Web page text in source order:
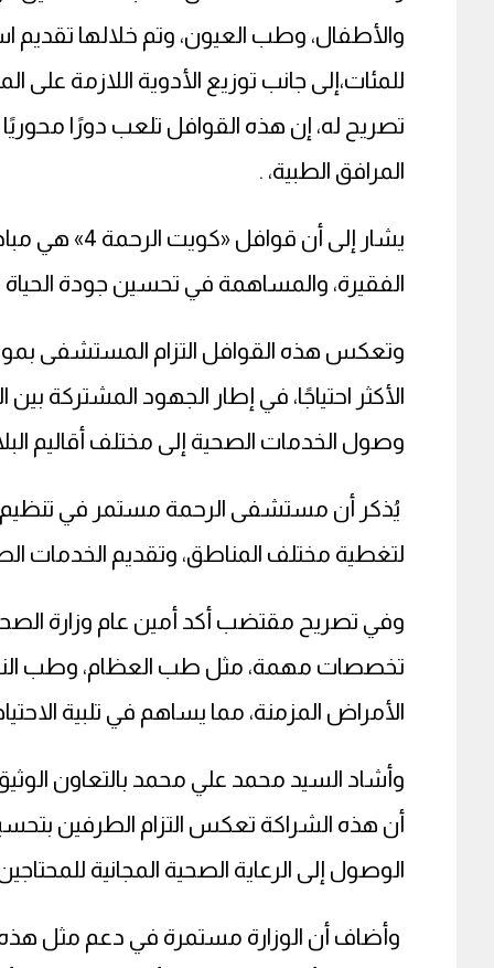
والأطفال، وطب العيون، وتم خلالها تقديم
للمئات،إلى جانب توزيع الأدوية اللازمة
تصريح له، إن هذه القوافل تلعب دورًا
المرافق الطبية، .
يشار إلى أن
الفقيرة، والمساهمة في تحسين جودة الحياة
وتعكس هذه القوافل التزام المستشفى
الأكثر احتياجًا، في إطار الجهود المشتركة
وصول الخدمات الصحية إلى مختلف أقاليم
يُذكر أن مستشفى الرحمة مستمر في
لتغطية مختلف المناطق، وتقديم الخدمات
وفي تصريح مقتضب أكد أمين عام وزارة
تخصصات مهمة، مثل طب العظام، وطب
الأمراض المزمنة، مما يساهم في تلبية
وأشاد السيد محمد علي محمد بالتعاون
أن هذه الشراكة تعكس التزام الطرفين
الوصول إلى الرعاية الصحية المجانية
وأضاف أن الوزارة مستمرة في دعم مثل هذه